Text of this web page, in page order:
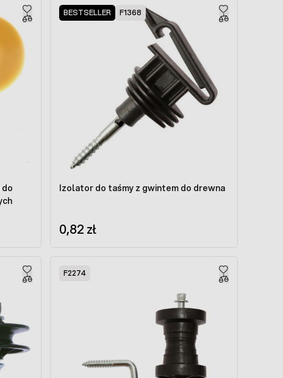
BESTSELLER F1368
Izolator do taśmy z gwintem do drewna
0,82 zł
F2274